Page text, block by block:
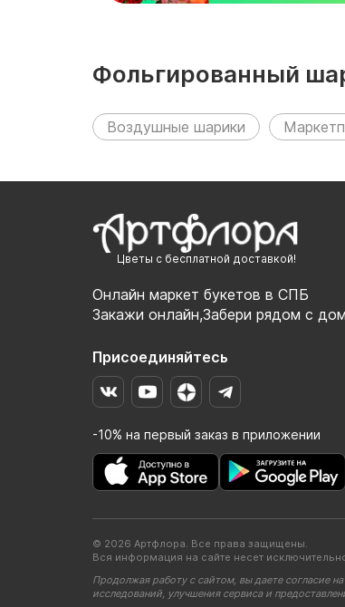
Фольгированный
разделах:
Воздушные шарики
Цветы с бесплатной доставкой!
Онлайн маркет букетов в СПБ
Закажи онлайн,Забери рядом с
Присоединяйтесь
-10% на первый заказ в приложении
© 2026 Артфлора. Все права защищены.
Вся информация на сайте несет
Продолжая работу с сайтом, вы даете согласие
исследований, улучшения сервиса и